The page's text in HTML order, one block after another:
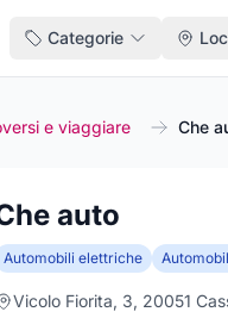
Categorie
e viaggiare Che
auto
Automobili elettriche
Vicolo Fiorita, 3, 20051